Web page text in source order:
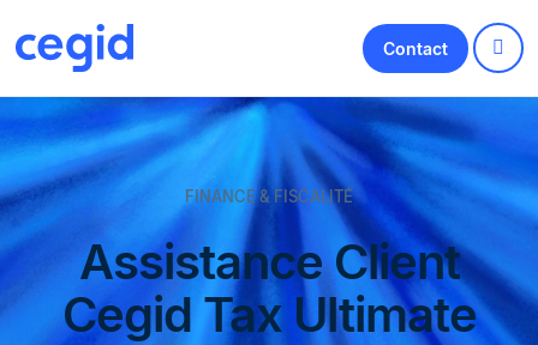
Contact
FINANCE & FISCALITÉ
Assistance Client
Cegid Tax Ultimate